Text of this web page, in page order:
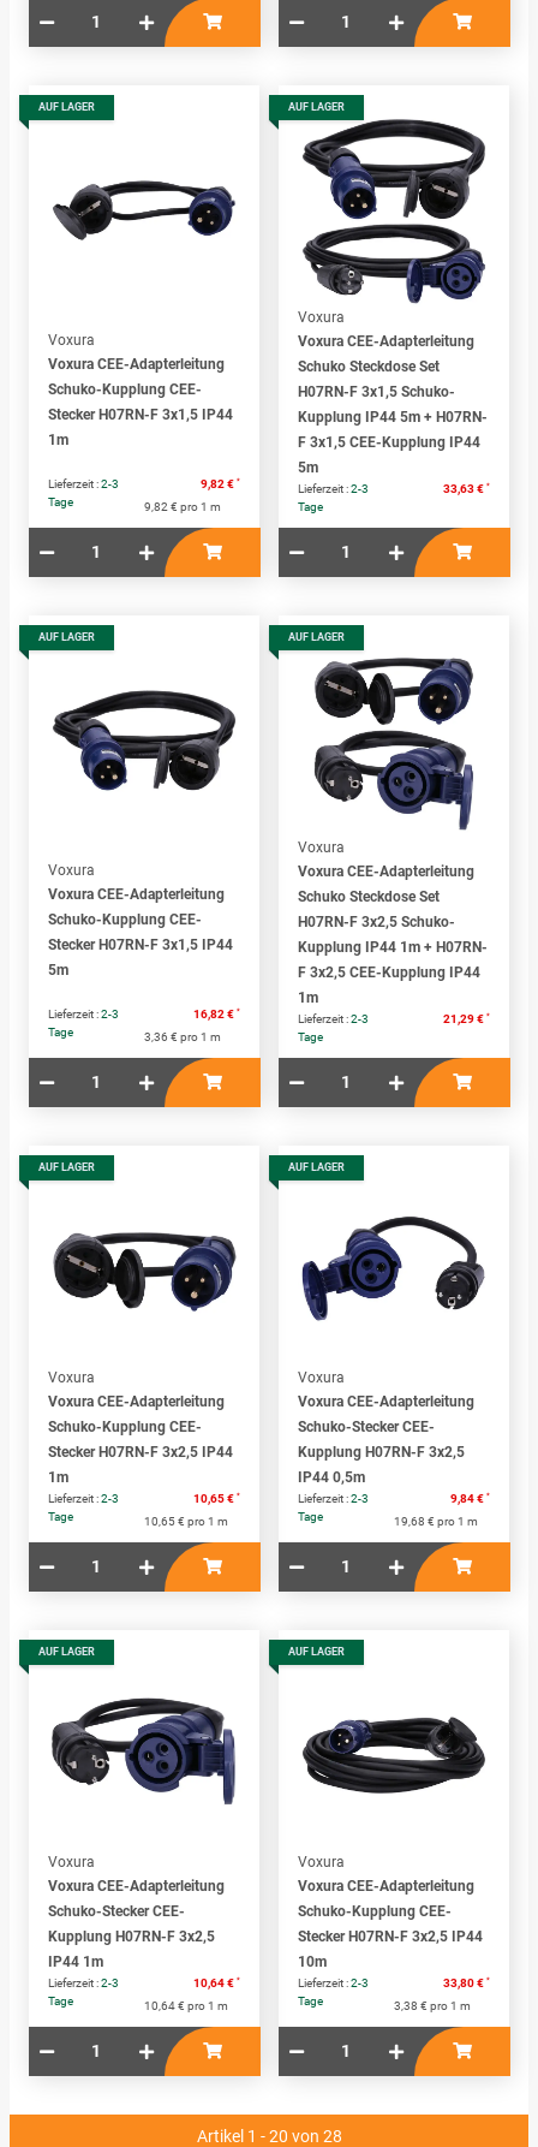
AUF LAGER
Voxura
Voxura CEE-Adapterleitung
Schuko-Kupplung CEE-
Stecker H07RN-F 3x1,5 IP44
1m
Lieferzeit :2-3
Tage
9,82 € *
9,82 € pro 1 m
AUF LAGER
Voxura
Voxura CEE-Adapterleitung
Schuko Steckdose Set
H07RN-F 3x1,5 Schuko-
Kupplung IP44 5m + H07RN-
F 3x1,5 CEE-Kupplung IP44
5m
Lieferzeit :2-3
Tage
33,63 € *
AUF LAGER
Voxura
Voxura CEE-Adapterleitung
Schuko-Kupplung CEE-
Stecker H07RN-F 3x1,5 IP44
5m
Lieferzeit :2-3
Tage
16,82 € *
3,36 € pro 1 m
AUF LAGER
Voxura
Voxura CEE-Adapterleitung
Schuko Steckdose Set
H07RN-F 3x2,5 Schuko-
Kupplung IP44 1m + H07RN-
F 3x2,5 CEE-Kupplung IP44
1m
Lieferzeit :2-3
Tage
21,29 € *
AUF LAGER
Voxura
Voxura CEE-Adapterleitung
Schuko-Kupplung CEE-
Stecker H07RN-F 3x2,5 IP44
1m
Lieferzeit :2-3
Tage
10,65 € *
10,65 € pro 1 m
AUF LAGER
Voxura
Voxura CEE-Adapterleitung
Schuko-Stecker CEE-
Kupplung H07RN-F 3x2,5
IP44 0,5m
Lieferzeit :2-3
Tage
9,84 € *
19,68 € pro 1 m
AUF LAGER
Voxura
Voxura CEE-Adapterleitung
Schuko-Stecker CEE-
Kupplung H07RN-F 3x2,5
IP44 1m
Lieferzeit :2-3
Tage
10,64 € *
10,64 € pro 1 m
AUF LAGER
Voxura
Voxura CEE-Adapterleitung
Schuko-Kupplung CEE-
Stecker H07RN-F 3x2,5 IP44
10m
Lieferzeit :2-3
Tage
33,80 € *
3,38 € pro 1 m
Artikel 1 - 20 von 28